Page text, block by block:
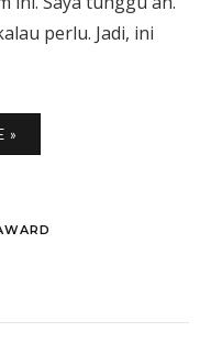
perlu. Jadi, ini
»